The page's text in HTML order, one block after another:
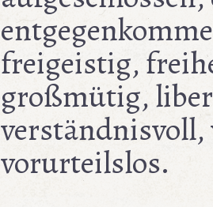
freigeistig,
großmütig,
vorurteilslos.